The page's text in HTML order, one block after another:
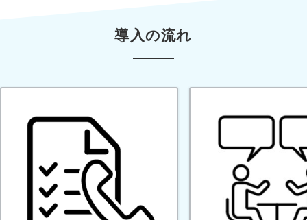
導入の流れ